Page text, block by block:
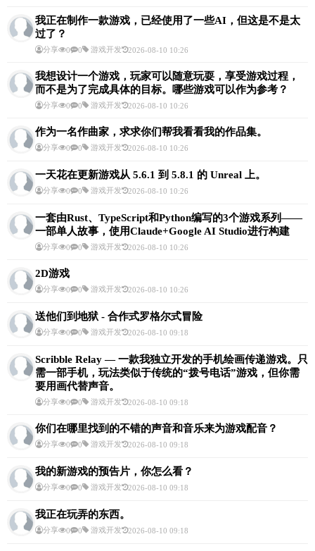
我正在制作一款游戏，已经使用了一些AI，但这是不是太
过了？
分享 0 0 游戏开发 2026-08-10 10:26
我想设计一个游戏，玩家可以随意玩耍，享受游戏过程，
而不是为了完成具体的目标。哪些游戏可以作为参考？
分享 0 0 游戏开发 2026-08-10 10:26
作为一名作曲家，求求你们帮我看看我的作品集。
分享 0 0 游戏开发 2026-08-10 10:26
一天花在更新游戏从 5.6.1 到 5.8.1 的 Unreal 上。
分享 0 0 游戏开发 2026-08-10 10:26
一套由Rust、TypeScript和Python编写的3个游戏系列——
一部单人故事，使用Claude+Google AI Studio进行构建
分享 0 0 游戏开发 2026-08-10 10:26
2D游戏
分享 0 0 游戏开发 2026-08-10 10:26
送他们到地狱 - 合作式罗格尔式冒险
分享 0 0 游戏开发 2026-08-10 09:18
Scribble Relay — 一款我独立开发的手机绘画传递游戏。只
需一部手机，玩法类似于传统的“拨号电话”游戏，但你需
要用画代替声音。
分享 0 0 游戏开发 2026-08-10 09:18
你们在哪里找到的不错的声音和音乐来为游戏配音？
分享 0 0 游戏开发 2026-08-10 09:18
我的新游戏的预告片，你怎么看？
分享 0 0 游戏开发 2026-08-10 09:18
我正在玩弄的东西。
分享 0 0 游戏开发 2026-08-10 09:18